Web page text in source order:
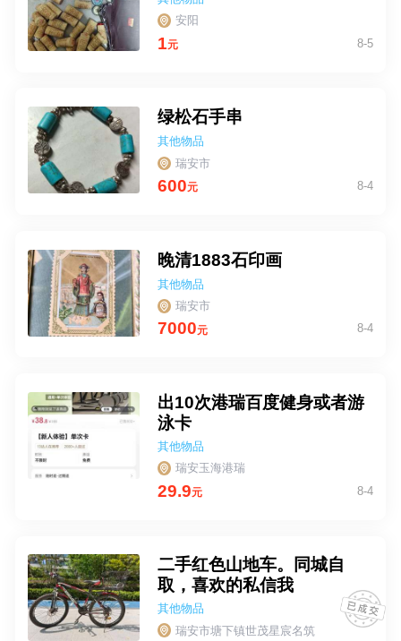
安阳
1元 8-5
绿松石手串
其他物品
瑞安市
600元 8-4
晚清1883石印画
其他物品
瑞安市
7000元 8-4
出10次港瑞百度健身或者游
泳卡
其他物品
瑞安玉海港瑞
29.9元 8-4
二手红色山地车。同城自
取，喜欢的私信我
其他物品
瑞安市塘下镇世茂星宸名筑